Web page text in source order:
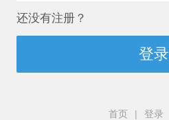
还没有注册？
登录
首页 | 登录